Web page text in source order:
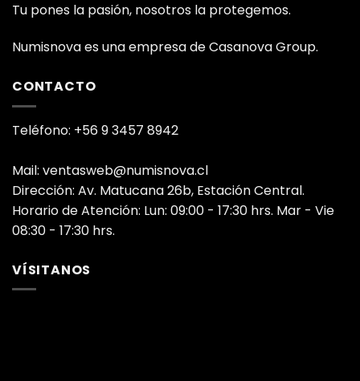
Tu pones la pasión, nosotros la protegemos.
Numisnova es una empresa de Casanova Group.
CONTACTO
Teléfono: +56 9 3457 8942
Mail: ventasweb@numisnova.cl
Dirección: Av. Matucana 26b, Estación Central.
Horario de Atención: Lun: 09:00 - 17:30 hrs. Mar - Vie
08:30 - 17:30 hrs.
VÍSITANOS